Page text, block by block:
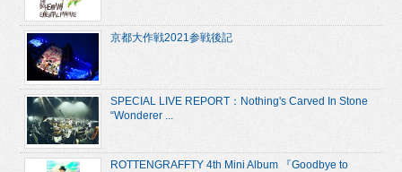
京都大作戦2021参戦後記
SPECIAL LIVE REPORT：Nothing's Carved In Stone
“Wonderer ...
ROTTENGRAFFTY 4th Mini Album 『Goodbye to